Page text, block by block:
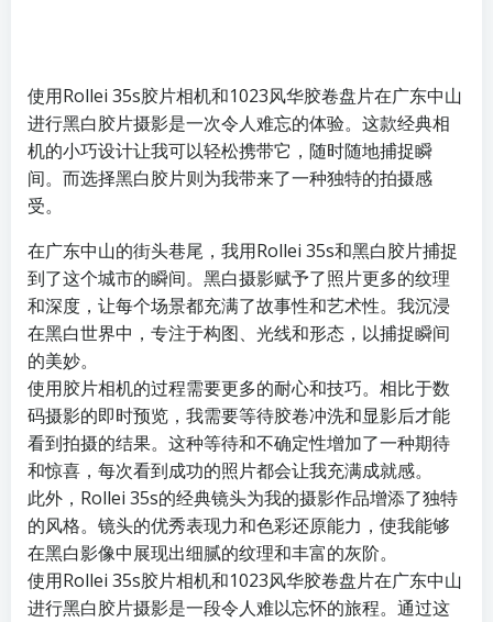
​使用Rollei 35s胶片相机和1023风华胶卷盘片在广东中山
进行黑白胶片摄影是一次令人难忘的体验。这款经典相
机的小巧设计让我可以轻松携带它，随时随地捕捉瞬
间。而选择黑白胶片则为我带来了一种独特的拍摄感
受。
在广东中山的街头巷尾，我用Rollei 35s和黑白胶片捕捉
到了这个城市的瞬间。黑白摄影赋予了照片更多的纹理
和深度，让每个场景都充满了故事性和艺术性。我沉浸
在黑白世界中，专注于构图、光线和形态，以捕捉瞬间
的美妙。
使用胶片相机的过程需要更多的耐心和技巧。相比于数
码摄影的即时预览，我需要等待胶卷冲洗和显影后才能
看到拍摄的结果。这种等待和不确定性增加了一种期待
和惊喜，每次看到成功的照片都会让我充满成就感。
此外，Rollei 35s的经典镜头为我的摄影作品增添了独特
的风格。镜头的优秀表现力和色彩还原能力，使我能够
在黑白影像中展现出细腻的纹理和丰富的灰阶。
使用Rollei 35s胶片相机和1023风华胶卷盘片在广东中山
进行黑白胶片摄影是一段令人难以忘怀的旅程。通过这